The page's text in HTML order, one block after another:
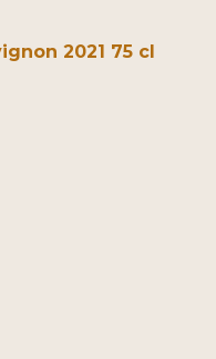
Cabernet Sauvignon 2021 75 cl